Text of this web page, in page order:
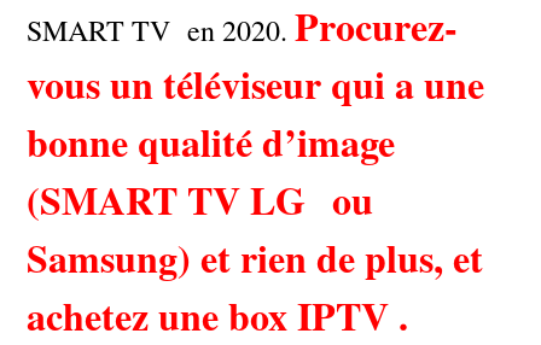
SMART TV en 2020.Procurez-
vous un téléviseur qui a une
bonne qualité d’image
(SMART TV LG ou
Samsung) et rien de plus, et
achetez une box IPTV .